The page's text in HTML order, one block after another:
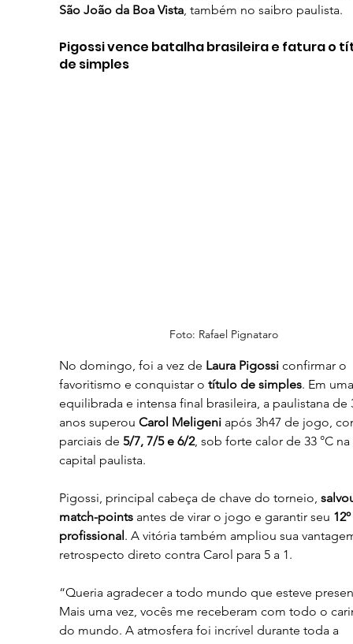
São João da Boa Vista, também no saibro paulista.
Pigossi vence batalha brasileira e fatura o
de simples
Foto: Rafael Pignataro
No domingo, foi a vez de Laura Pigossi confirmar o
favoritismo e conquistar o título de simples. Em
equilibrada e intensa final brasileira, a paulistana de
anos superou Carol Meligeni após 3h47 de jogo,
parciais de 5/7, 7/5 e 6/2, sob forte calor de 33 °C na
capital paulista.
Pigossi, principal cabeça de chave do torneio,
match-points antes de virar o jogo e garantir seu
profissional. A vitória também ampliou sua
retrospecto direto contra Carol para 5 a 1.
“Queria agradecer a todo mundo que esteve
Mais uma vez, vocês me receberam com todo o
do mundo. A atmosfera foi incrível durante toda a